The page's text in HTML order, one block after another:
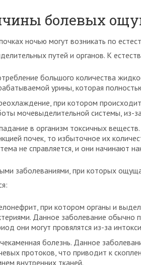
болевых
ночью могут возникать по
путей и органов. К
большого количества
урины, которая
при котором
мочевыделительной системы, из-
в организм токсичных
почек, то избыточное их
не справляется, и они начинают
заболеваниями, при которых
при котором органы и
Данное заболевание
они могут провялятся из-за
болезнь. Данное
протоков, что приводит к
внутренних тканей.